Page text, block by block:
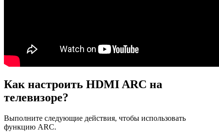
Как настроить HDMI ARC на
телевизоре?
Выполните следующие действия, чтобы использовать
функцию ARC.